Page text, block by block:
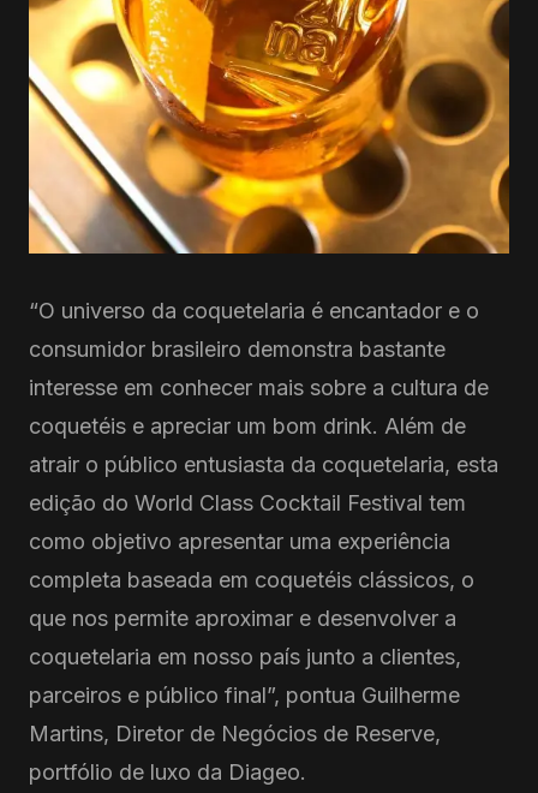
“O universo da coquetelaria é encantador e o
consumidor brasileiro demonstra bastante
interesse em conhecer mais sobre a cultura de
coquetéis e apreciar um bom drink. Além de
atrair o público entusiasta da coquetelaria, esta
edição do World Class Cocktail Festival tem
como objetivo apresentar uma experiência
completa baseada em coquetéis clássicos, o
que nos permite aproximar e desenvolver a
coquetelaria em nosso país junto a clientes,
parceiros e público final”, pontua Guilherme
Martins, Diretor de Negócios de Reserve,
portfólio de luxo da Diageo.